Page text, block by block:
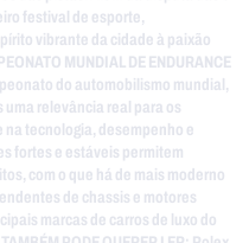
festival de esporte,
vibrante da cidade à paixão
MUNDIAL DE ENDURANCE
do automobilismo mundial,
relevância real para os
na tecnologia, desempenho e
fortes e estáveis permitem
com o que há de mais moderno
de chassis e motores
marcas de carros de luxo do